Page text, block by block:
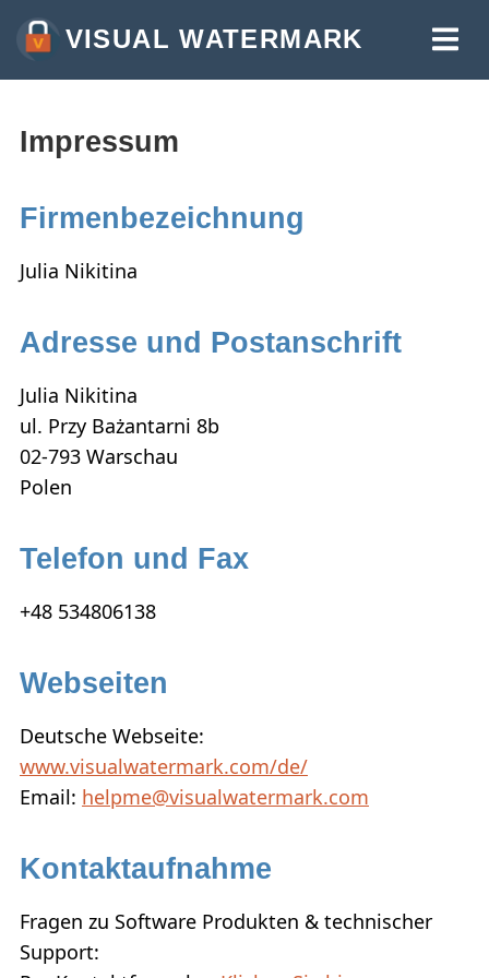
VISUAL WATERMARK
WASSERZEICHEN FÜR FOTOS
MEHR WERKZEUGE:
BILDER KOMPRIMIEREN
BILDGRÖSSE ÄNDERN
TEXT IN FOTO EINFÜGEN
BILD UNSCHARF MACHEN
KAUFEN
KUNDENSERVICE KONTAKTIEREN
WIEDERHERSTELLUNG DES
AKTIVIERUNGSSCHLÜSSELS
BLOG
KOSTENLOS DOWNLOAD
Impressum
Firmenbezeichnung
Julia Nikitina
Adresse und Postanschrift
Julia Nikitina
ul. Przy Bażantarni 8b
02-793 Warschau
Polen
Telefon und Fax
+48 534806138
Webseiten
Deutsche Webseite:
www.visualwatermark.com/de/
Email: helpme@visualwatermark.com
Kontaktaufnahme
Fragen zu Software Produkten & technischer
Support: